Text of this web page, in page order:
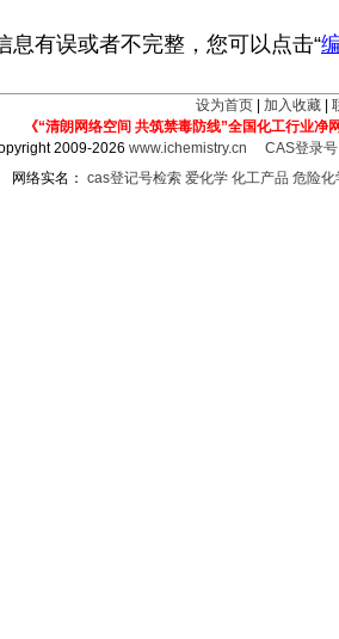
息有误或者不完整，您可以点击“
设为首页 加入收藏
《“清朗网络空间 共筑禁毒防线”全国化工行业净
2009-2026www.ichemistry.cn
CAS登录
网络实名： cas登记号检索 爱化学 化工产品 危险化